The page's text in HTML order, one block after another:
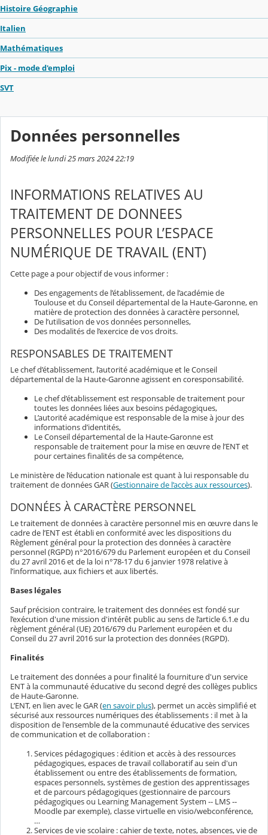
Histoire Géographie
Italien
Mathématiques
Pix - mode d'emploi
SVT
Données personnelles
Modifiée le lundi 25 mars 2024 22:19
INFORMATIONS RELATIVES AU
TRAITEMENT DE DONNEES
PERSONNELLES POUR L’ESPACE
NUMÉRIQUE DE TRAVAIL (ENT)
Cette page a pour objectif de vous informer :
Des engagements de l’établissement, de l’académie de
Toulouse et du Conseil départemental de la Haute-Garonne, en
matière de protection des données à caractère personnel,
De l’utilisation de vos données personnelles,
Des modalités de l’exercice de vos droits.
RESPONSABLES DE TRAITEMENT
Le chef d’établissement, l’autorité académique et le Conseil
départemental de la Haute-Garonne agissent en coresponsabilité.
Le chef d’établissement est responsable de traitement pour
toutes les données liées aux besoins pédagogiques,
L’autorité académique est responsable de la mise à jour des
informations d’identités,
Le Conseil départemental de la Haute-Garonne est
responsable de traitement pour la mise en œuvre de l’ENT et
pour certaines finalités de sa compétence,
Le ministère de l’éducation nationale est quant à lui responsable du
traitement de données GAR (Gestionnaire de l’accès aux ressources).
DONNÉES À CARACTÈRE PERSONNEL
Le traitement de données à caractère personnel mis en œuvre dans le
cadre de l’ENT est établi en conformité avec les dispositions du
Règlement général pour la protection des données à caractère
personnel (RGPD) n°2016/679 du Parlement européen et du Conseil
du 27 avril 2016 et de la loi n°78-17 du 6 janvier 1978 relative à
l’informatique, aux fichiers et aux libertés.
Bases légales
Sauf précision contraire, le traitement des données est fondé sur
l’exécution d'une mission d'intérêt public au sens de l’article 6.1.e du
règlement général (UE) 2016/679 du Parlement européen et du
Conseil du 27 avril 2016 sur la protection des données (RGPD).
Finalités
Le traitement des données a pour finalité la fourniture d'un service
ENT à la communauté éducative du second degré des collèges publics
de Haute-Garonne.
L’ENT, en lien avec le GAR (en savoir plus), permet un accès simplifié et
sécurisé aux ressources numériques des établissements : il met à la
disposition de l'ensemble de la communauté éducative des services
de communication et de collaboration :
Services pédagogiques : édition et accès à des ressources
pédagogiques, espaces de travail collaboratif au sein d'un
établissement ou entre des établissements de formation,
espaces personnels, systèmes de gestion des apprentissages
et de parcours pédagogiques (gestionnaire de parcours
pédagogiques ou Learning Management System -- LMS --
Moodle par exemple), classe virtuelle en visio/webconférence,
…
Services de vie scolaire : cahier de texte, notes, absences, vie de